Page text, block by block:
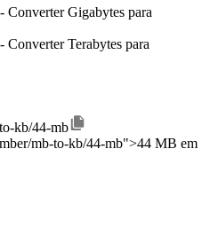
- Converter Gigabytes para
- Converter Terabytes para
kb/44-mb
mb-to-kb/44-mb">44 MB em